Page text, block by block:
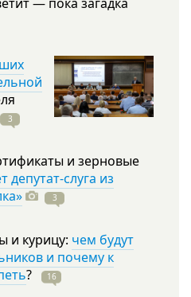
3
и зерновые
депутат-слуга из
3
и курицу: чем будут
и почему к
? 16